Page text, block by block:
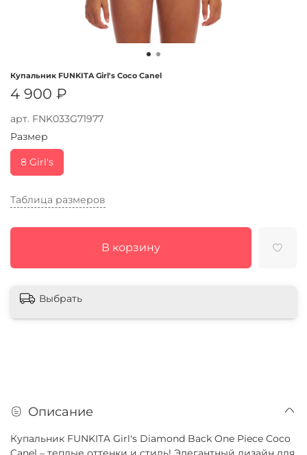
арт. FNK033G71977
Купальник FUNKITA Girl's Coco Canel
4 900 ₽
Таблица размеров
В корзину
Размер
8 Girl's
Выбрать
Описание
Купальник FUNKITA Girl's Diamond Back One Piece Coco